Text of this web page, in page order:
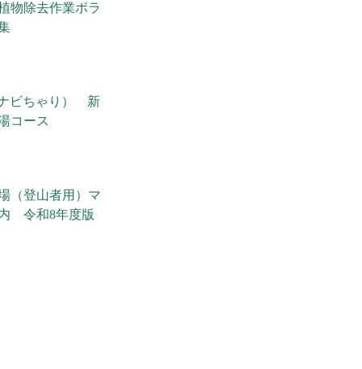
物除去作業ボラ
ビちゃり） 新
コース
（登山者用）マ
令和8年度版